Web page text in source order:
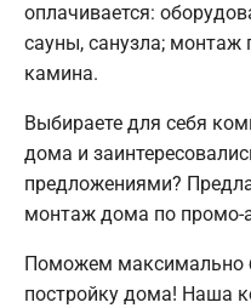
оплачивается:
сауны, санузла; монтаж
камина.
Выбираете для себя
дома и
предложениями?
монтаж дома по промо-
Поможем максимально
постройку дома! Наша